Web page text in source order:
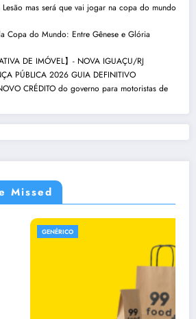
Lesão mas será que vai jogar na copa do mundo
Copa do Mundo: Entre Gênese e Glória
DE IMÓVEL】- NOVA IGUAÇU/RJ
PÚBLICA 2026 GUIA DEFINITIVO
CRÉDITO do governo para motoristas de
Missed